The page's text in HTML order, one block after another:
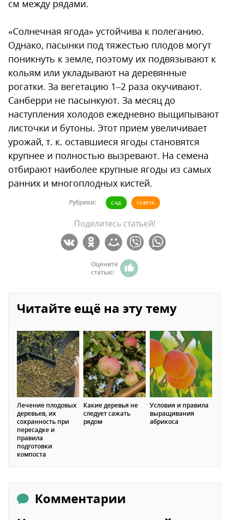
см между рядами.
«Солнечная ягода» устойчива к полеганию.
Однако, пасынки под тяжестью плодов могут
поникнуть к земле, поэтому их подвязывают к
кольям или укладывают на деревянные
рогатки. За вегетацию 1–2 раза окучивают.
Санберри не пасынкуют. За месяц до
наступления холодов ежедневно выщипывают
листочки и бутоны. Этот прием увеличивает
урожай, т. к. оставшиеся ягоды становятся
крупнее и полностью вызревают. На семена
отбирают наиболее крупные ягоды из самых
ранних и многоплодных кистей.
Рубрики: САД ГАЗЕТА
Поделитесь статьей!
Оцените
статью:
Читайте ещё на эту тему
Лечение плодовых
деревьев, их
сохранность при
пересадке и
правила
подготовки
компоста
Какие деревья не
следует сажать
рядом
Условия и правила
выращивания
абрикоса
Комментарии